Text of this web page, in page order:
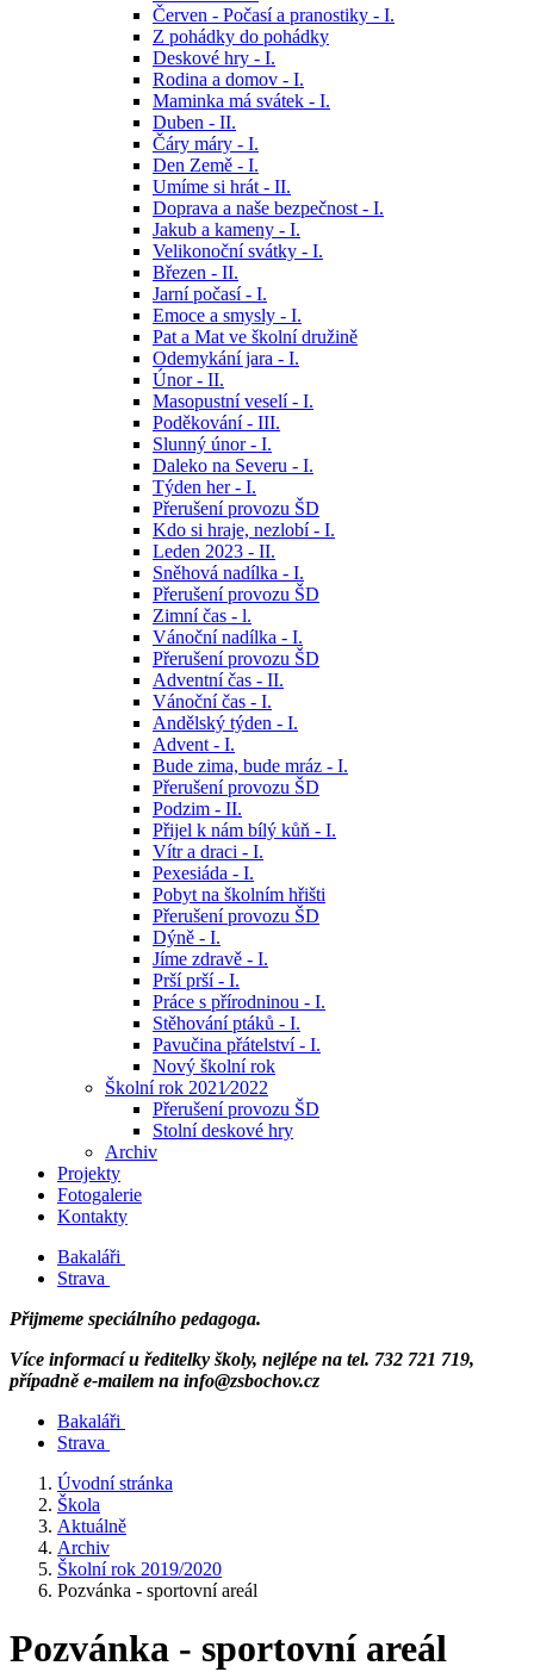
Červen - Počasí a pranostiky - I.
Z pohádky do pohádky
Deskové hry - I.
Rodina a domov - I.
Maminka má svátek - I.
Duben - II.
Čáry máry - I.
Den Země - I.
Umíme si hrát - II.
Doprava a naše bezpečnost - I.
Jakub a kameny - I.
Velikonoční svátky - I.
Březen - II.
Jarní počasí - I.
Emoce a smysly - I.
Pat a Mat ve školní družině
Odemykání jara - I.
Únor - II.
Masopustní veselí - I.
Poděkování - III.
Slunný únor - I.
Daleko na Severu - I.
Týden her - I.
Přerušení provozu ŠD
Kdo si hraje, nezlobí - I.
Leden 2023 - II.
Sněhová nadílka - I.
Přerušení provozu ŠD
Zimní čas - l.
Vánoční nadílka - I.
Přerušení provozu ŠD
Adventní čas - II.
Vánoční čas - I.
Andělský týden - I.
Advent - I.
Bude zima, bude mráz - I.
Přerušení provozu ŠD
Podzim - II.
Přijel k nám bílý kůň - I.
Vítr a draci - I.
Pexesiáda - I.
Pobyt na školním hřišti
Přerušení provozu ŠD
Dýně - I.
Jíme zdravě - I.
Prší prší - I.
Práce s přírodninou - I.
Stěhování ptáků - I.
Pavučina přátelství - I.
Nový školní rok
Školní rok 2021⁄2022
Přerušení provozu ŠD
Stolní deskové hry
Archiv
Projekty
Fotogalerie
Kontakty
Bakaláři
Strava
Přijmeme speciálního pedagoga.
Více informací u ředitelky školy, nejlépe na tel. 732 721 719,
případně e-mailem na info@zsbochov.cz
Bakaláři
Strava
Úvodní stránka
Škola
Aktuálně
Archiv
Školní rok 2019/2020
Pozvánka - sportovní areál
Pozvánka - sportovní areál